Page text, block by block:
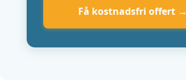
Få kostnadsfri offert →